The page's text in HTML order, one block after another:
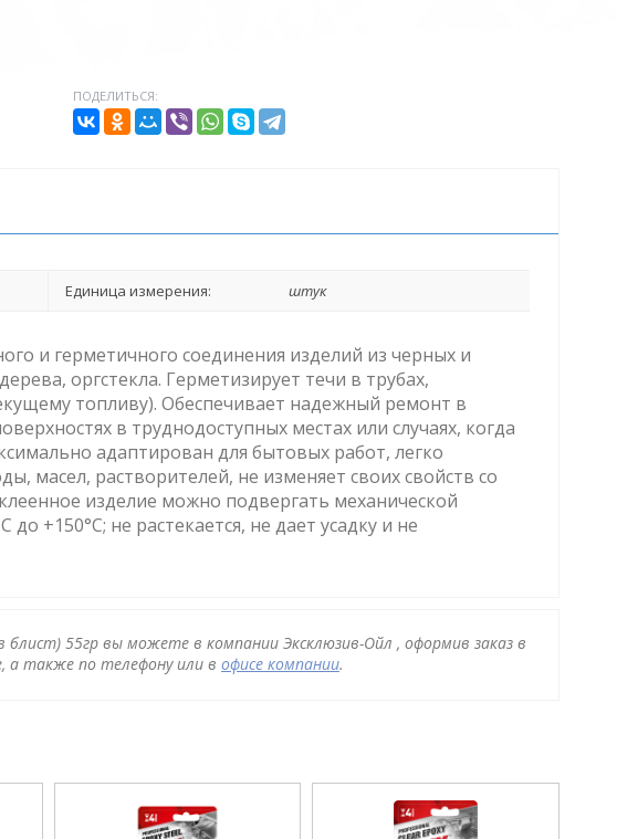
ПОДЕЛИТЬСЯ:
Единица измерения: штук
и герметичного соединения изделий из черных и
оргстекла. Герметизирует течи в трубах,
топливу). Обеспечивает надежный ремонт в
в труднодоступных местах или случаях, когда
адаптирован для бытовых работ, легко
масел, растворителей, не изменяет своих свойств со
изделие можно подвергать механической
+150°С; не растекается, не дает усадку и не
блист) 55гр вы можете в компании Эксклюзив-Ойл , оформив заказ в
а также по телефону или в офисе компании.